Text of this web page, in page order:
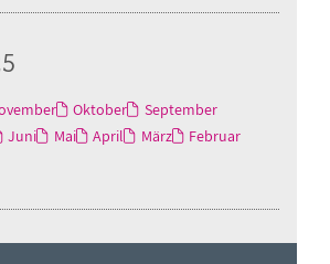
Oktober
September
Juni Mai April März
Februar